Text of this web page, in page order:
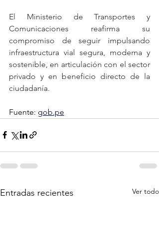
El Ministerio de Transportes y
Comunicaciones reafirma su
compromiso de seguir impulsando
infraestructura vial segura, moderna y
sostenible, en articulación con el sector
privado y en beneficio directo de la
ciudadanía.
Fuente: gob.pe
Entradas recientes Ver todo